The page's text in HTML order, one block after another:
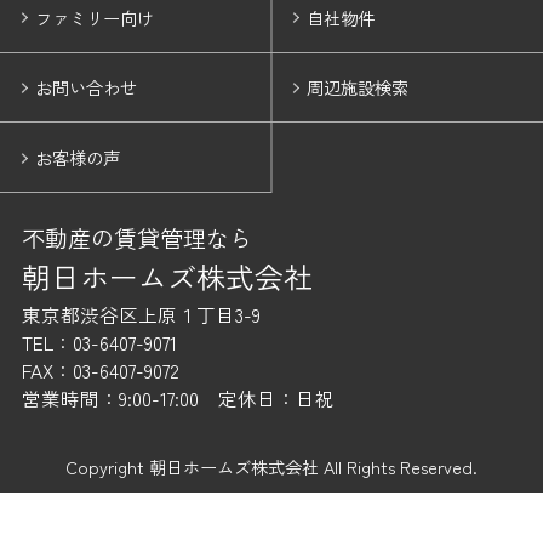
ファミリー向け 自社物件
お問い合わせ 周辺施設検索
お客様の声
不動産の賃貸管理なら
朝日ホームズ株式会社
東京都渋谷区上原１丁目3-9
TEL：03-6407-9071
FAX：03-6407-9072
営業時間：9:00-17:00 定休日：日祝
Copyright 朝日ホームズ株式会社 All Rights Reserved.